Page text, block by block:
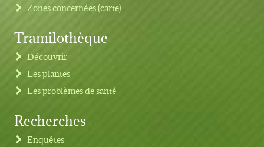
Footer menu
Zones concernées (carte)
Tramilothèque
Découvrir
Les plantes
Les problèmes de santé
Recherches
Enquêtes